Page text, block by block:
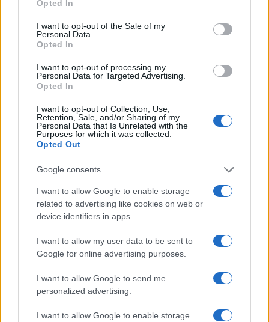
use your data for below specified purposes in below Google
consent section.
Opted In
I want to opt-out of the Sale of my
Personal Data.
Opted In
I want to opt-out of processing my
Personal Data for Targeted Advertising.
Opted In
I want to opt-out of Collection, Use,
Retention, Sale, and/or Sharing of my
Personal Data that Is Unrelated with the
Purposes for which it was collected.
Opted Out
Google consents
I want to allow Google to enable storage
related to advertising like cookies on web or
device identifiers in apps.
I want to allow my user data to be sent to
Google for online advertising purposes.
I want to allow Google to send me
personalized advertising.
I want to allow Google to enable storage
Ricevi le nostre ultime news
daGoogle News
Condividi l'articolo
F
a
ce
b
o
o
k
T
w
it
te
r
Pi
n
te
re
st
W
h
s
A
p
p
S
h
re
Prossimo articolo
NOTIZIE RECENTI
Controlli rafforzati in Costa Smeralda, 20
arresti e 135 denunce